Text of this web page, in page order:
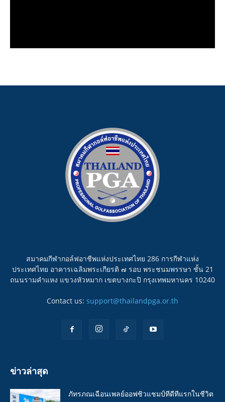
สมาคมกีฬากอล์ฟอาชีพแห่งประเทศไทย 286 การกีฬาแห่ง
ประเทศไทย อาคารเฉลิมพระเกียรติ ๗ รอบ พระชนมพรรษา ชั้น 21
ถนนรามคำแหง แขวงหัวหมาก เขตบางกะปิ กรุงเทพมหานคร 10240
Contact us: support@thailandpga.or.th
ข่าวล่าสุด
ภัทรภณเฉือนเพลย์ออฟซิวแชมป์ทีดีทีแรกในชีวิต